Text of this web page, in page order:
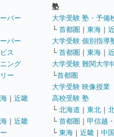
バー
バー
ス
ング
ー
｜ 近畿
｜ 近畿
塾
大学受験 塾・予備
└ 首都圏 ｜ 東海 ｜
大学受験 個別指導
└ 首都圏 ｜ 東海 ｜
大学受験 難関大学
└首都圏
大学受験 映像授業
高校受験 塾
└ 北海道 ｜ 東北 ｜
└ 首都圏 ｜ 甲信越
└ 東海 ｜ 近畿 ｜ 中